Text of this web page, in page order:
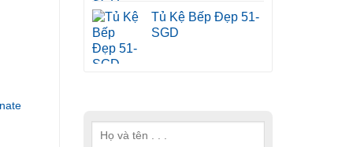
Tủ Kệ Bếp Đẹp 51-
SGD